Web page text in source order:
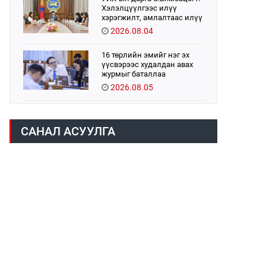
Хэлэлцүүлгээс илүү
хэрэгжилт, амлалтаас илүү
бодит үр дүн чухал
2026.08.04
16 төрлийн эмийг нэг эх
үүсвэрээс худалдан авах
журмыг баталлаа
2026.08.05
1,439.2 кг үнэт металл
худалдан авлаа
2026.08.05
САНАЛ АСУУЛГА